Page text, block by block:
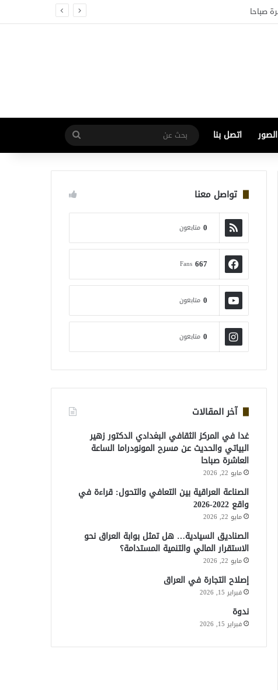
الصور اتصل بنا
بحث
عن
تواصل معنا
0 متابعون
667
Fans
0 متابعون
0 متابعون
آخر المقالات
غدا في المركز الثقافي البغدادي الدكتور زهير
البياتي والحديث عن مسرح المونودراما الساعة
العاشرة صباحا
مايو 22, 2026
الصناعة العراقية بين التعافي والتحول: قراءة في
واقع 2022-2026
مايو 22, 2026
الصناديق السيادية… هل تمثل بوابة العراق نحو
الاستقرار المالي والتنمية المستدامة؟
مايو 22, 2026
إصلاح التجارة في العراق
فبراير 15, 2026
ندوة
فبراير 15, 2026